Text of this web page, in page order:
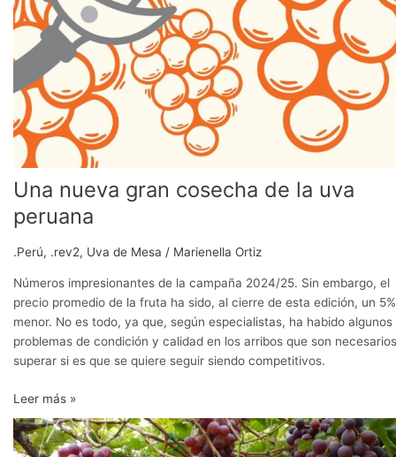
Una nueva gran cosecha de la uva
peruana
.Perú, .rev2, Uva de Mesa / Marienella Ortiz
Números impresionantes de la campaña 2024/25. Sin embargo, el
precio promedio de la fruta ha sido, al cierre de esta edición, un 5%
menor. No es todo, ya que, según especialistas, ha habido algunos
problemas de condición y calidad en los arribos que son necesarios
superar si es que se quiere seguir siendo competitivos.
peruana
Leer más »
Uva
peruana